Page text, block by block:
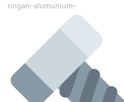
ringan~alumunium~